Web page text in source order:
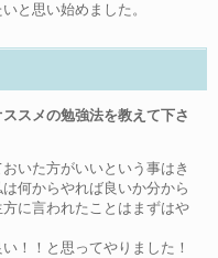
と思い始めました。
スメの勉強法を教えて下さ
いた方がいいという事はき
何からやれば良いか分から
に言われたことはまずはや
！！と思ってやりました！